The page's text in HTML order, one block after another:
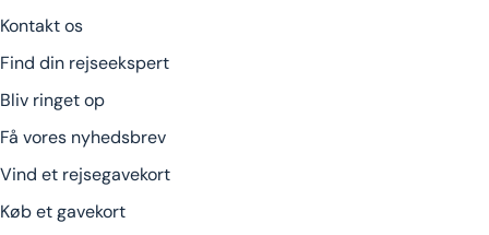
Kontakt os
Find din rejseekspert
Bliv ringet op
Få vores nyhedsbrev
Vind et rejsegavekort
Køb et gavekort